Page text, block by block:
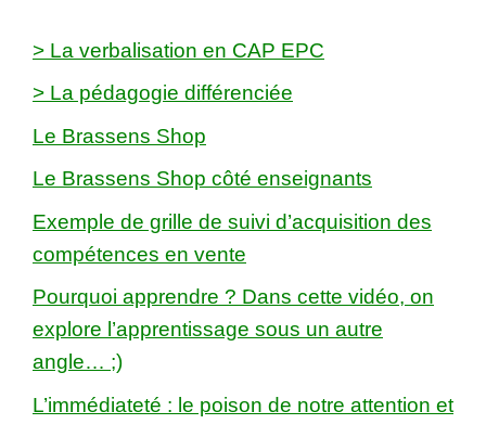
> La verbalisation en CAP EPC
> La pédagogie différenciée
Le Brassens Shop
Le Brassens Shop côté enseignants
Exemple de grille de suivi d’acquisition des
compétences en vente
Pourquoi apprendre ? Dans cette vidéo, on
explore l’apprentissage sous un autre
angle… ;)
L’immédiateté : le poison de notre attention et